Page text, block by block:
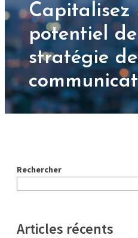
Capitalisez
potentiel
stratégie de
Rechercher
Articles récents